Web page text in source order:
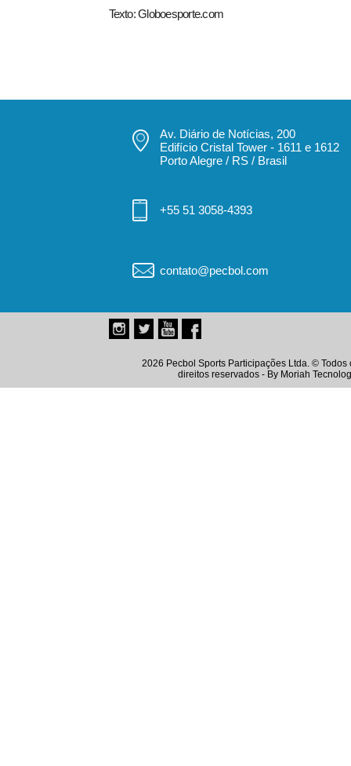
Texto: Globoesporte.com
Av. Diário de Notícias, 200
Edifício Cristal Tower - 1611 e 1612
Porto Alegre / RS / Brasil
+55 51 3058-4393
contato@pecbol.com
2026 Pecbol Sports Participações Ltda. © Todos
direitos reservados - By Moriah